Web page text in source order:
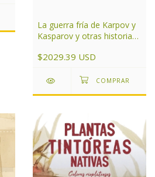
La guerra fría de Karpov y
Kasparov y otras historias
$2029.39 USD